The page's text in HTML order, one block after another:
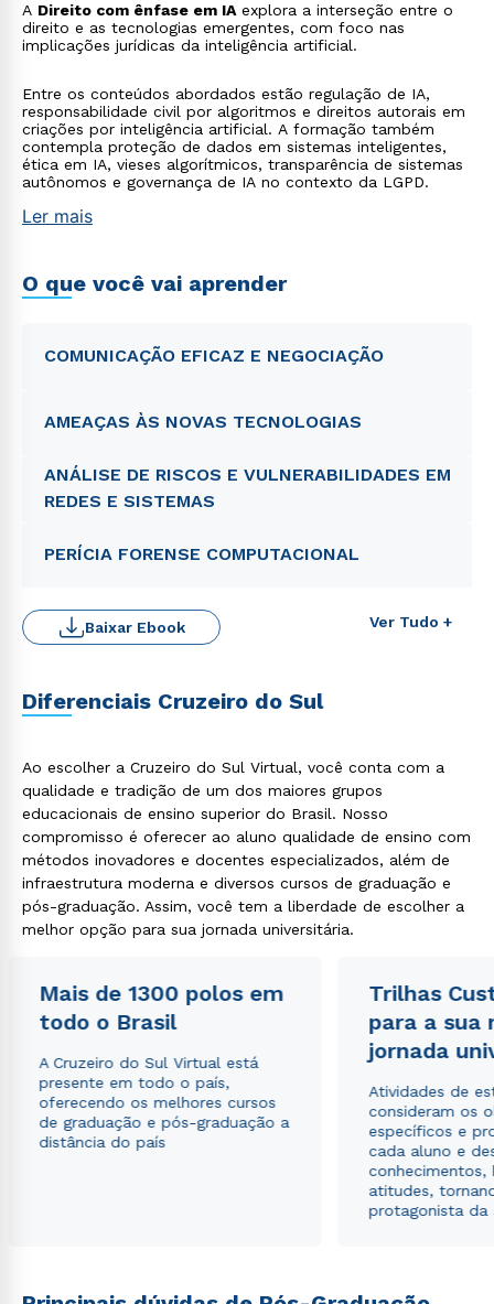
A Direito com ênfase em IA explora a interseção entre o
direito e as tecnologias emergentes, com foco nas
implicações jurídicas da inteligência artificial.
Entre os conteúdos abordados estão regulação de IA,
responsabilidade civil por algoritmos e direitos autorais em
criações por inteligência artificial. A formação também
contempla proteção de dados em sistemas inteligentes,
ética em IA, vieses algorítmicos, transparência de sistemas
autônomos e governança de IA no contexto da LGPD.
Ler mais
O que você vai aprender
COMUNICAÇÃO EFICAZ E NEGOCIAÇÃO
AMEAÇAS ÀS NOVAS TECNOLOGIAS
ANÁLISE DE RISCOS E VULNERABILIDADES EM
REDES E SISTEMAS
PERÍCIA FORENSE COMPUTACIONAL
Ver Tudo +
Baixar Ebook
Diferenciais Cruzeiro do Sul
Ao escolher a Cruzeiro do Sul Virtual, você conta com a
qualidade e tradição de um dos maiores grupos
educacionais de ensino superior do Brasil. Nosso
compromisso é oferecer ao aluno qualidade de ensino com
métodos inovadores e docentes especializados, além de
infraestrutura moderna e diversos cursos de graduação e
pós-graduação. Assim, você tem a liberdade de escolher a
melhor opção para sua jornada universitária.
Mais de 1300 polos em
todo o Brasil
A Cruzeiro do Sul Virtual está
presente em todo o país,
oferecendo os melhores cursos
de graduação e pós-graduação a
distância do país
Trilhas
para a sua
jornada
Atividades de
consideram os
específicos e
cada aluno e
conhecimentos,
atitudes,
protagonista da
Rápido e fácil
Estou de acordo com a Política de Privacidade.e
autorizo que meus dados sejam utilizados para o